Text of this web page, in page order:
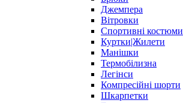
Джемпера
Вітровки
Спортивні костюми
Куртки|Жилети
Манішки
Термобілизна
Легінси
Компресійні шорти
Шкарпетки